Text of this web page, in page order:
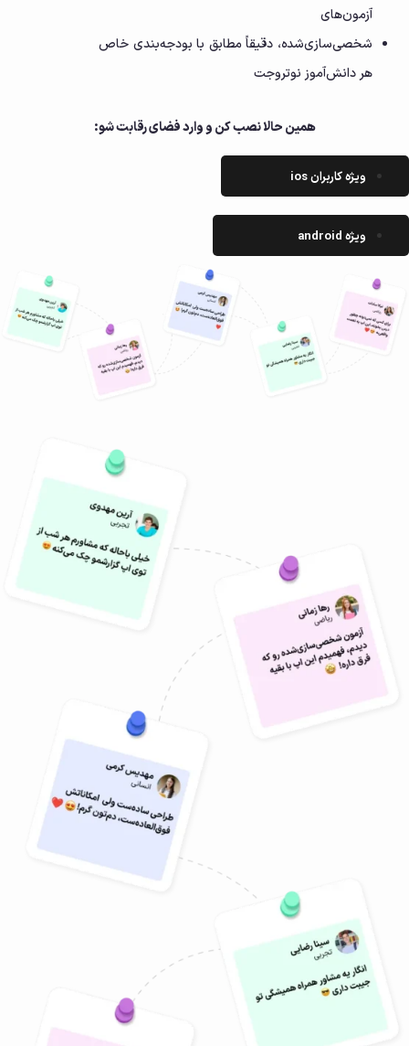
آزمون‌های
شخصی‌سازی‌شده، دقیقاً مطابق با بودجه‌بندی خاص
هر دانش‌آموز نوتروجت
همین حالا نصب کن و وارد فضای رقابت شو:
ویژه کاربران ios
ویژه android